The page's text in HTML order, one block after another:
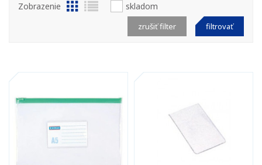
Zobrazenie skladom
filtrovať
zrušiť filter